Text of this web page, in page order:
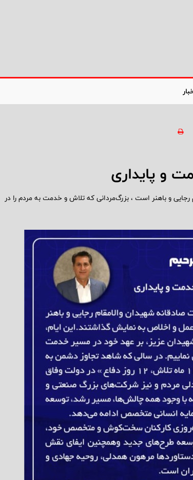
و پایداری
و باهنر است ، بزرگ‌مردانی که تلاش و خدمت به مردم را در